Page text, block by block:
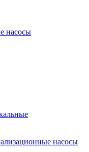
насосы
насосы